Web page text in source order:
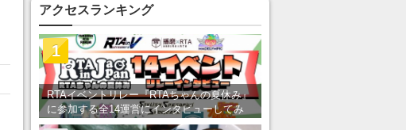
アクセスランキング
RTAイベントリレー『RTAちゃんの夏休み』
に参加する全14運営にインタビューしてみ
た！ 「RTA in Japan」のチャンネルの貸し
1